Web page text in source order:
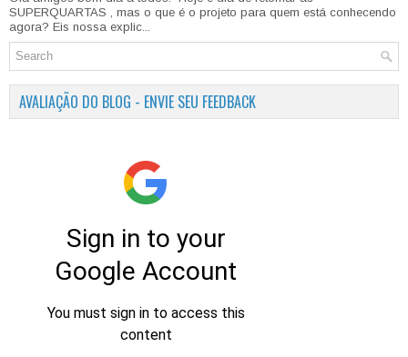
SUPERQUARTAS , mas o que é o projeto para quem está conhecendo
agora? Eis nossa explic...
AVALIAÇÃO DO BLOG - ENVIE SEU FEEDBACK